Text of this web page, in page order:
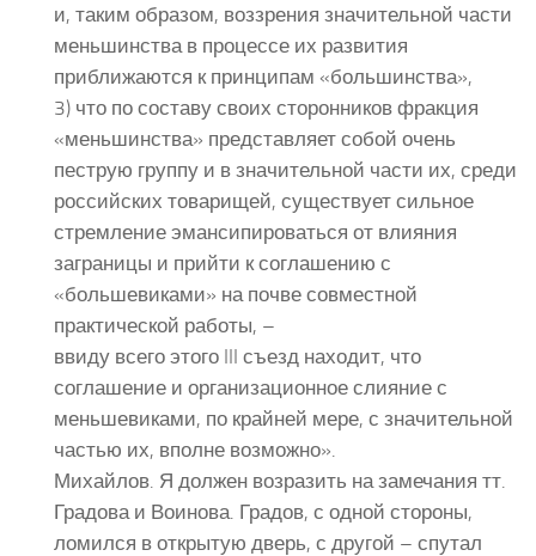
и, таким образом, воззрения значительной части
меньшинства в процессе их развития
приближаются к принципам «большинства»,
3) что по составу своих сторонников фракция
«меньшинства» представляет собой очень
пеструю группу и в значительной части их, среди
российских товарищей, существует сильное
стремление эмансипироваться от влияния
заграницы и прийти к соглашению с
«большевиками» на почве совместной
практической работы, –
ввиду всего этого III съезд находит, что
соглашение и организационное слияние с
меньшевиками, по крайней мере, с значительной
частью их, вполне возможно».
Михайлов. Я должен возразить на замечания тт.
Градова и Воинова. Градов, с одной стороны,
ломился в открытую дверь, с другой – спутал